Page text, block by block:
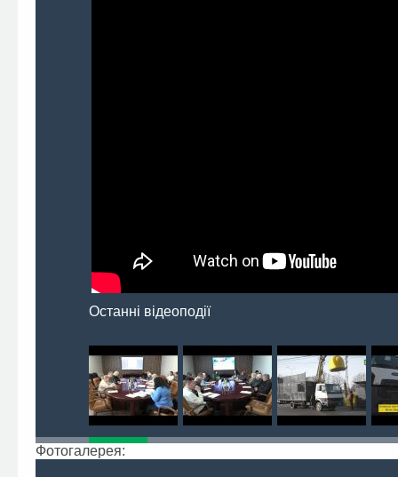
Останні відеоподії
Фотогалерея: